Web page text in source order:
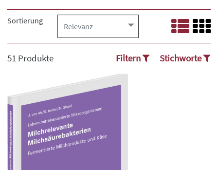
Sortierung
51 Produkte Stichworte
Filtern